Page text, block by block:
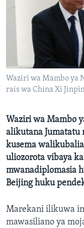
Waziri wa Mambo ya
rais wa China Xi
Waziri wa Mambo
alikutana Jumatatu
kusema
uliozorota vibaya
mwanadiplomasia
Beijing huku
Marekani ilikuwa
mawasiliano ya